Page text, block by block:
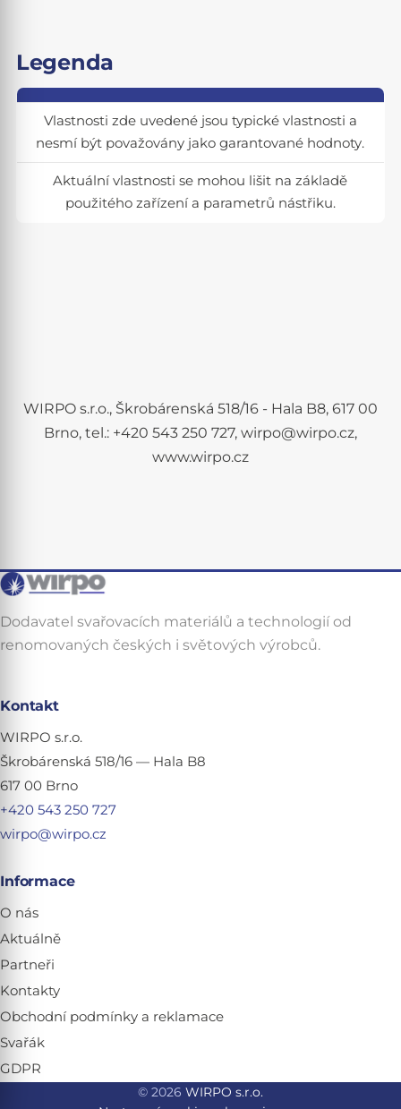
Legenda
Vlastnosti zde uvedené jsou typické vlastnosti a
nesmí být považovány jako garantované hodnoty.
Aktuální vlastnosti se mohou lišit na základě
použitého zařízení a parametrů nástřiku.
WIRPO s.r.o., Škrobárenská 518/16 - Hala B8, 617 00
Brno, tel.: +420 543 250 727, wirpo@wirpo.cz,
www.wirpo.cz
Dodavatel svařovacích materiálů a technologií od
renomovaných českých i světových výrobců.
Kontakt
WIRPO s.r.o.
Škrobárenská 518/16 — Hala B8
617 00 Brno
+420 543 250 727
wirpo@wirpo.cz
Informace
O nás
Aktuálně
Partneři
Kontakty
Obchodní podmínky a reklamace
Svařák
GDPR
© 2026 WIRPO s.r.o.